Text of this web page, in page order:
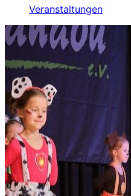
Veranstaltungen